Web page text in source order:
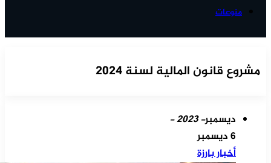
منوعات
مشروع قانون المالية لسنة 2024
ديسمبر- 2023 -
6 ديسمبر
أخبار بارزة